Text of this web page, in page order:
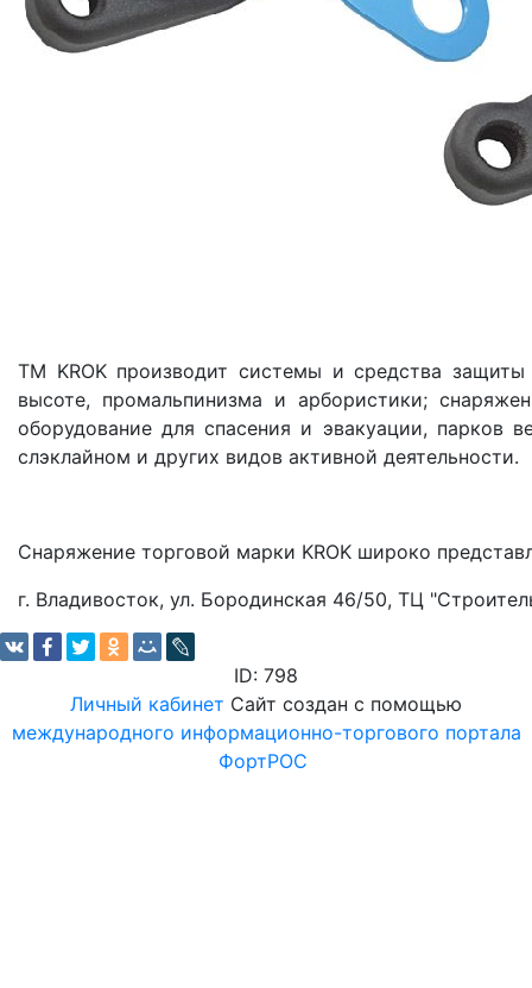
ТМ KROK производит системы и средства
высоте, промальпинизма и арбористики;
оборудование для спасения и эвакуации, парков
слэклайном и других видов активной деятельности.
Снаряжение торговой марки KROK широко
г. Владивосток, ул. Бородинская 46/50, ТЦ
ID: 798
Личный кабинет Сайт создан с помощью
международного информационно-торгового портала
ФортРОС